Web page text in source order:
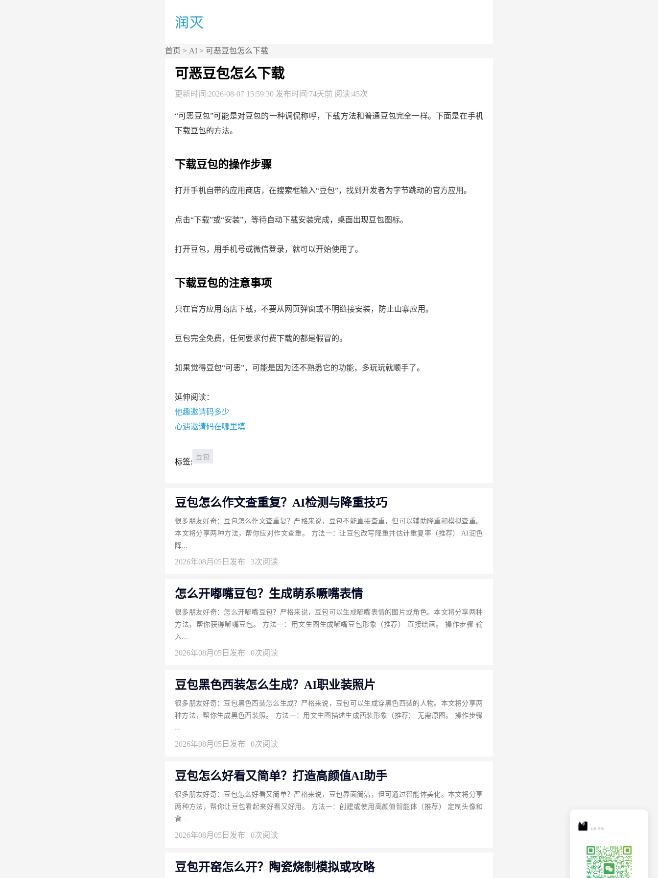
首页 > AI > 可恶豆包怎么下载
可恶豆包怎么下载
更新时间:2026-08-07 15:59:30 发布时间:74天前 阅读:45次
“可恶豆包”可能是对豆包的一种调侃称呼，下载方法和普通豆包完全一样。下面是在手机
下载豆包的方法。
下载豆包的操作步骤
打开手机自带的应用商店，在搜索框输入“豆包”，找到开发者为字节跳动的官方应用。
点击“下载”或“安装”，等待自动下载安装完成，桌面出现豆包图标。
打开豆包，用手机号或微信登录，就可以开始使用了。
下载豆包的注意事项
只在官方应用商店下载，不要从网页弹窗或不明链接安装，防止山寨应用。
豆包完全免费，任何要求付费下载的都是假冒的。
如果觉得豆包“可恶”，可能是因为还不熟悉它的功能，多玩玩就顺手了。
延伸阅读：
他趣邀请码多少
心遇邀请码在哪里填
标签:
豆包
豆包怎么作文查重复？AI检测与降重技巧
很多朋友好奇：豆包怎么作文查重复？严格来说，豆包不能直接查重，但可以辅助降重和模拟查重。
本文将分享两种方法，帮你应对作文查重。 方法一：让豆包改写降重并估计重复率（推荐） AI润色
降...
2026年08月05日发布 | 3次阅读
怎么开嘟嘴豆包？生成萌系噘嘴表情
很多朋友好奇：怎么开嘟嘴豆包？严格来说，豆包可以生成嘟嘴表情的图片或角色。本文将分享两种
方法，帮你获得嘟嘴豆包。 方法一：用文生图生成嘟嘴豆包形象（推荐） 直接绘画。 操作步骤 输
入...
2026年08月05日发布 | 0次阅读
豆包黑色西装怎么生成？AI职业装照片
很多朋友好奇：豆包黑色西装怎么生成？严格来说，豆包可以生成穿黑色西装的人物。本文将分享两
种方法，帮你生成黑色西装照。 方法一：用文生图描述生成西装形象（推荐） 无需原图。 操作步骤
...
2026年08月05日发布 | 0次阅读
豆包怎么好看又简单？打造高颜值AI助手
很多朋友好奇：豆包怎么好看又简单？严格来说，豆包界面简洁，但可通过智能体美化。本文将分享
两种方法，帮你让豆包看起来好看又好用。 方法一：创建或使用高颜值智能体（推荐） 定制头像和
背...
2026年08月05日发布 | 0次阅读
豆包开窑怎么开？陶瓷烧制模拟或攻略